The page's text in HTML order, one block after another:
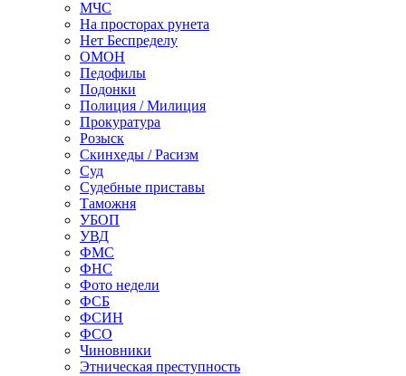
МЧС
На просторах рунета
Нет Беспределу
ОМОН
Педофилы
Подонки
Полиция / Милиция
Прокуратура
Розыск
Скинхеды / Расизм
Суд
Судебные приставы
Таможня
УБОП
УВД
ФМС
ФНС
Фото недели
ФСБ
ФСИН
ФСО
Чиновники
Этническая преступность